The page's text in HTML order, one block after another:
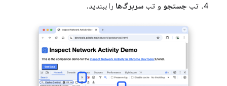
تب جستجو و تب سربرگ‌ها را ببندید.